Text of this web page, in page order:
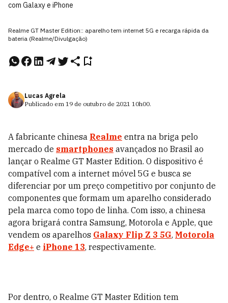
com Galaxy e iPhone
Realme GT Master Edition:: aparelho tem internet 5G e recarga rápida da
bateria (Realme/Divulgação)
Lucas Agrela
Publicado em 19 de outubro de 2021 10h00.
A fabricante chinesa Realme entra na briga pelo
mercado de smartphones avançados no Brasil ao
lançar o Realme GT Master Edition. O dispositivo é
compatível com a internet móvel 5G e busca se
diferenciar por um preço competitivo por conjunto de
componentes que formam um aparelho considerado
pela marca como topo de linha. Com isso, a chinesa
agora brigará contra Samsung, Motorola e Apple, que
vendem os aparelhos Galaxy Flip Z 3 5G, Motorola
Edge+ e iPhone 13, respectivamente.
Por dentro, o Realme GT Master Edition tem